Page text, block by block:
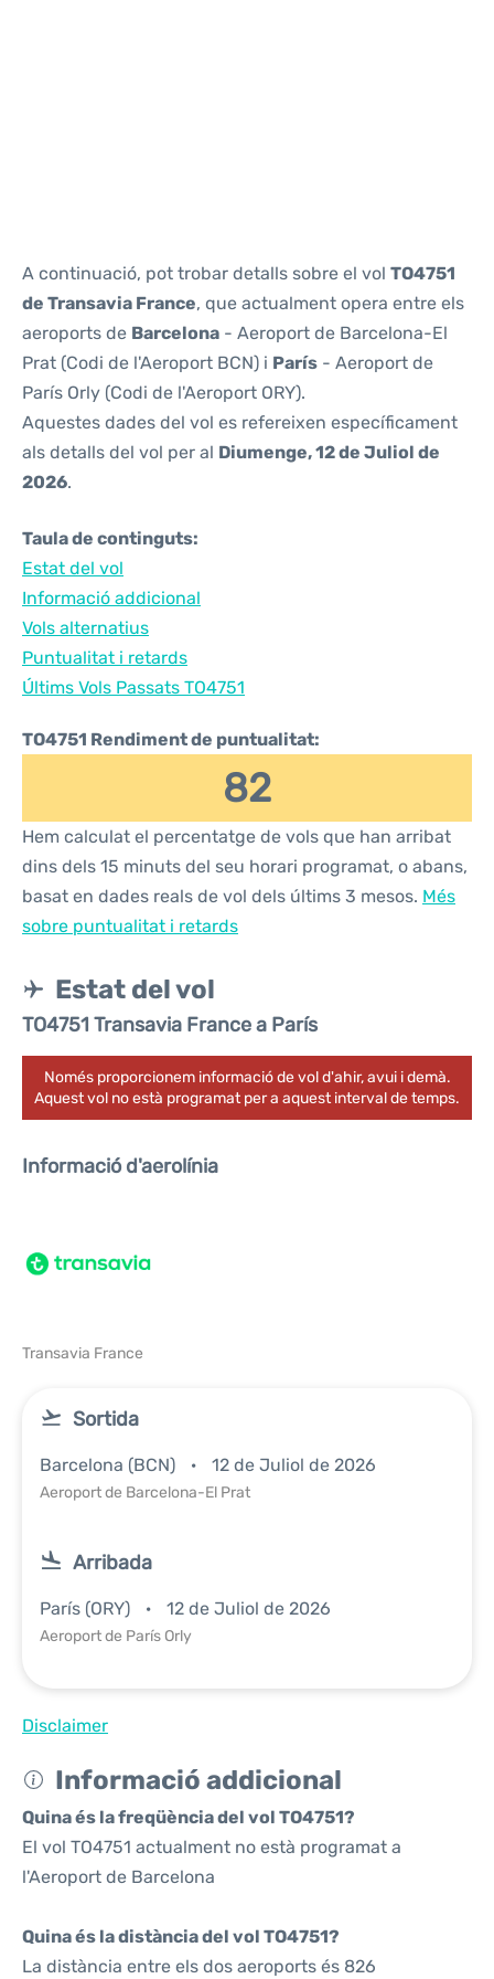
A continuació, pot trobar detalls sobre el vol TO4751
de Transavia France, que actualment opera entre els
aeroports de Barcelona - Aeroport de Barcelona-El
Prat (Codi de l'Aeroport BCN) i París - Aeroport de
París Orly (Codi de l'Aeroport ORY).
Aquestes dades del vol es refereixen específicament
als detalls del vol per al Diumenge, 12 de Juliol de
2026.
Taula de continguts:
Estat del vol
Informació addicional
Vols alternatius
Puntualitat i retards
Últims Vols Passats TO4751
TO4751 Rendiment de puntualitat:
82
Hem calculat el percentatge de vols que han arribat
dins dels 15 minuts del seu horari programat, o abans,
basat en dades reals de vol dels últims 3 mesos. Més
sobre puntualitat i retards
Estat del vol
TO4751 Transavia France a París
Només proporcionem informació de vol d'ahir, avui i demà.
Aquest vol no està programat per a aquest interval de temps.
Informació d'aerolínia
Transavia France
Sortida
Barcelona (BCN) 12 de Juliol de 2026
Aeroport de Barcelona-El Prat
Arribada
París (ORY) 12 de Juliol de 2026
Aeroport de París Orly
Disclaimer
Informació addicional
Quina és la freqüència del vol TO4751?
El vol TO4751 actualment no està programat a
l'Aeroport de Barcelona
Quina és la distància del vol TO4751?
La distància entre els dos aeroports és 826